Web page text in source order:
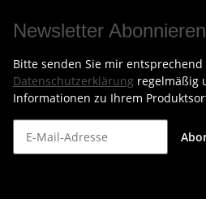
Newsletter Abonnieren
Bitte senden Sie mir
Datenschutzerklärung regelmäßig
Informationen zu Ihrem